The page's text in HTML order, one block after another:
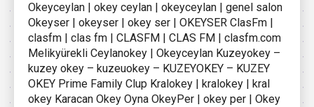
Okeyceylan | okey ceylan | okeyceylan | genel salon
Okeyser | okeyser | okey ser | OKEYSER ClasFm |
clasfm | clas fm | CLASFM | CLAS FM | clasfm.com
Melikyürekli Ceylanokey | Okeyceylan Kuzeyokey –
kuzey okey – kuzeuokey – KUZEYOKEY – KUZEY
OKEY Prime Family Clup Kralokey | kralokey | kral
okey Karacan Okey Oyna OkeyPer | okey per | Okey